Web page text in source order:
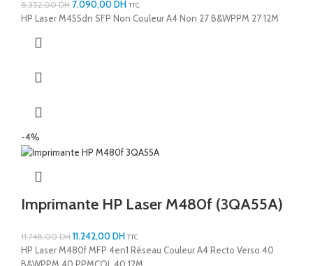
8.352,00DH 7.090,00DH TTC
HP Laser M455dn SFP Non Couleur A4 Non 27 B&WPPM 27 12M
-4%
Imprimante HP Laser M480f (3QA55A)
11.748,00DH 11.242,00DH TTC
HP Laser M480f MFP 4en1 Réseau Couleur A4 Recto Verso 40
B&WPPM 40 PPMCOL 40 12M